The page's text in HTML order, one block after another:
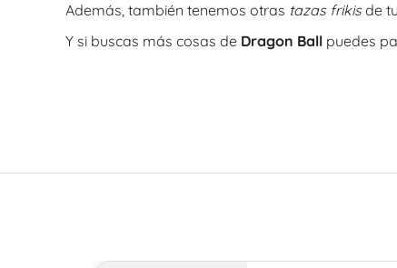
Además, también tenemos otras tazas frikisde
Y si buscas más cosas de Dragon Ball puedes